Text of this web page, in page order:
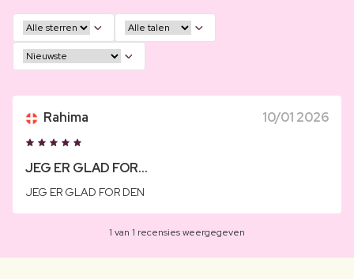
Rahima 10/01 2026
JEG ER GLAD FOR...
JEG ER GLAD FOR DEN
1 van 1 recensies weergegeven